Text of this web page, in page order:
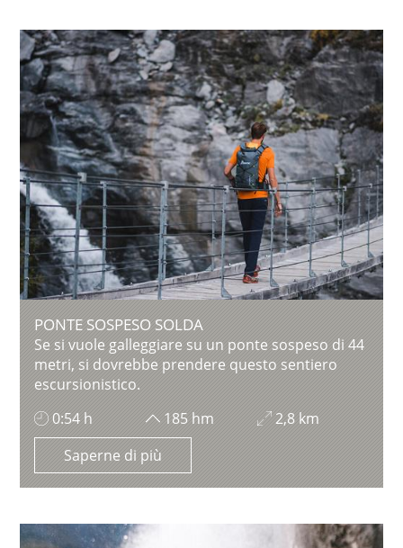
PONTE SOSPESO SOLDA
Se si vuole galleggiare su un ponte sospeso di 44
metri, si dovrebbe prendere questo sentiero
escursionistico.
0:54 h
185 hm
2,8 km
Saperne di più